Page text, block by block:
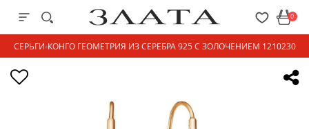
0
СЕРЬГИ-КОНГО ГЕОМЕТРИЯ ИЗ СЕРЕБРА 925 С ЗОЛОЧЕНИЕМ 1210230